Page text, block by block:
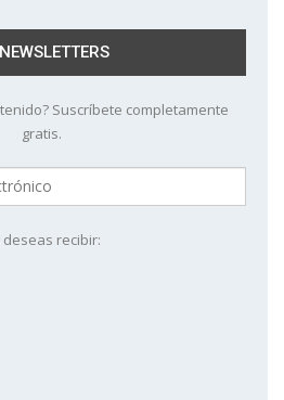
Suscríbete completamente
gratis.
recibir: